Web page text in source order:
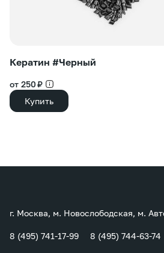
Кератин #Черный
от 250 ₽
Купить
г. Москва, м. Новослободская, м.
8 (495) 741-17-99 8 (495) 744-63-74